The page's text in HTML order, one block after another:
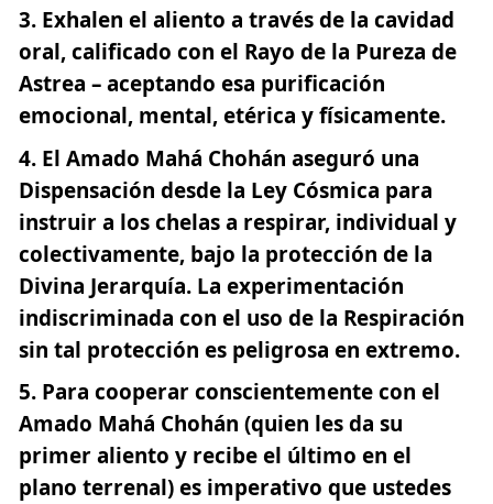
Exhalen el aliento a través de la cavidad
oral, calificado con el Rayo de la Pureza de
Astrea – aceptando esa purificación
emocional, mental, etérica y físicamente.
El Amado Mahá Chohán aseguró una
Dispensación desde la Ley Cósmica para
instruir a los chelas a respirar, individual y
colectivamente, bajo la protección de la
Divina Jerarquía. La experimentación
indiscriminada con el uso de la Respiración
sin tal protección es peligrosa en extremo.
Para cooperar conscientemente con el
Amado Mahá Chohán (quien les da su
primer aliento y recibe el último en el
plano terrenal) es imperativo que ustedes